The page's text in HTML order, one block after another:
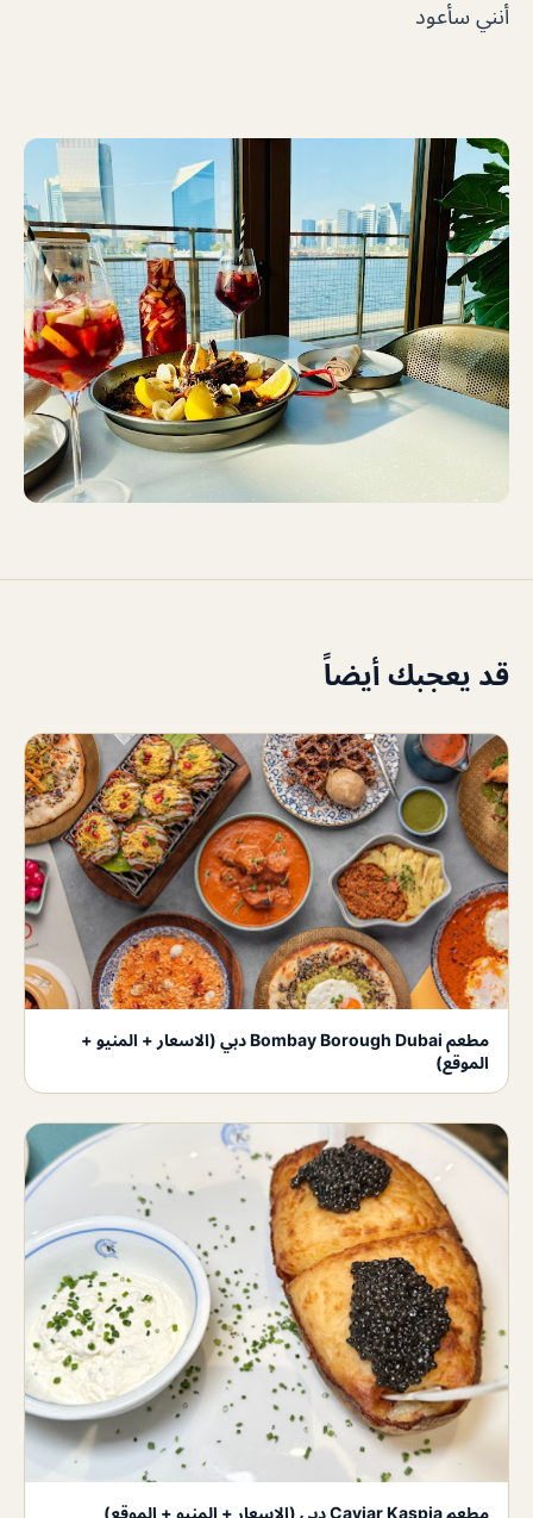
أنني سأعود
قد يعجبك أيضاً
مطعم Bombay Borough Dubai دبي (الاسعار + المنيو +
الموقع)
مطعم Caviar Kaspia دبي (الاسعار + المنيو + الموقع)